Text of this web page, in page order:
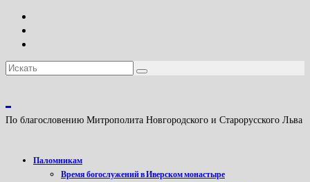
Искать:
По благословению Митрополита Новгородского и Старорусского Льва
Паломникам
Время богослужений в Иверском монастыре